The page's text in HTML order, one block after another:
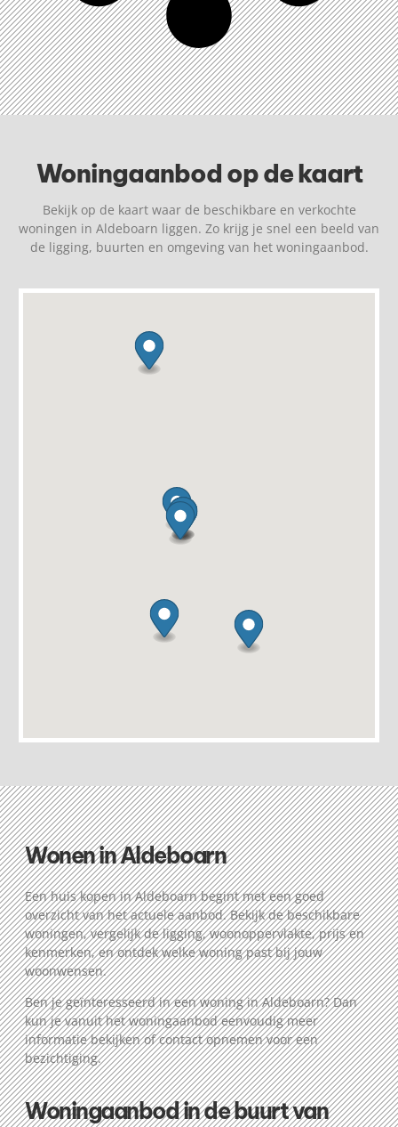
Woningaanbod op de kaart
Bekijk op de kaart waar de beschikbare en verkochte
woningen in Aldeboarn liggen. Zo krijg je snel een beeld van
de ligging, buurten en omgeving van het woningaanbod.
Wonen in Aldeboarn
Een huis kopen in Aldeboarn begint met een goed
overzicht van het actuele aanbod. Bekijk de beschikbare
woningen, vergelijk de ligging, woonoppervlakte, prijs en
kenmerken, en ontdek welke woning past bij jouw
woonwensen.
Ben je geïnteresseerd in een woning in Aldeboarn? Dan
kun je vanuit het woningaanbod eenvoudig meer
informatie bekijken of contact opnemen voor een
bezichtiging.
Woningaanbod in de buurt van